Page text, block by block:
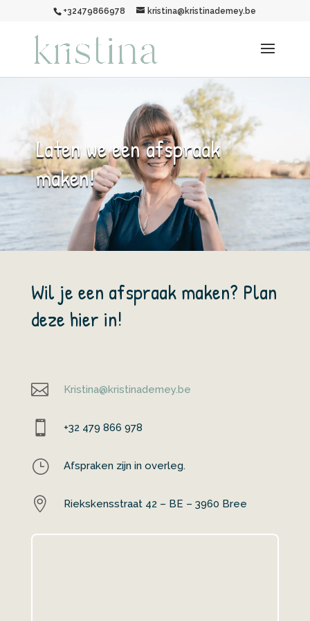
+32479866978 kristina@kristinademey.be
Laten we een afspraak
maken!
Wil je een afspraak maken? Plan
deze hier in!
 Kristina@kristinademey.be
 +32 479 866 978
} Afspraken zijn in overleg.
 Riekskensstraat 42 – BE – 3960 Bree